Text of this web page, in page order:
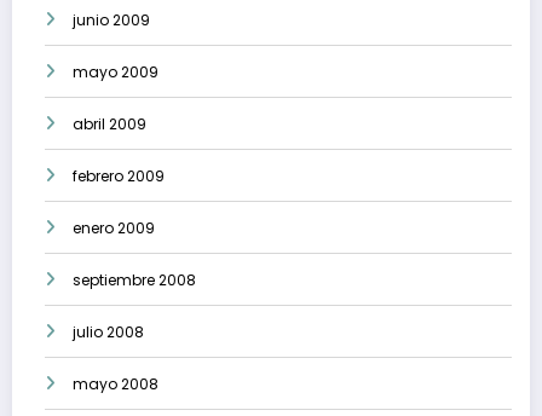
junio 2009
mayo 2009
abril 2009
febrero 2009
enero 2009
septiembre 2008
julio 2008
mayo 2008